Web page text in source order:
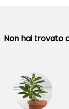
Non hai trovato